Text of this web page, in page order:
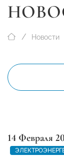
Новости
14 Февраля